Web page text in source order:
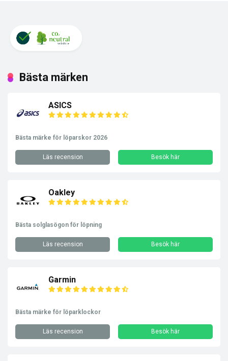
Bästa märken
ASICS
Bästa märke för löparskor 2026
Läs recension Besök här
Oakley
Bästa solglasögon för löpning
Läs recension Besök här
Garmin
Bästa märke för löparklockor
Läs recension Besök här